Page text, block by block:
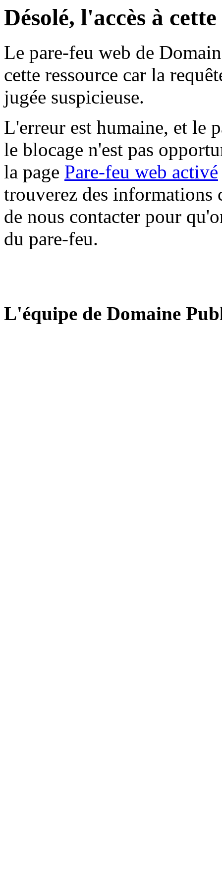
Désolé, l'accès à
Le pare-feu web de
cette ressource car la
jugée suspicieuse.
L'erreur est humaine, et le
le blocage n'est pas
la page Pare-feu web activé
trouverez des informations
de nous contacter pour
du pare-feu.
L'équipe de Domaine